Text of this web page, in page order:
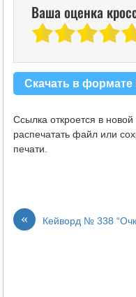
Ваша оценка
Скачать в формате
Ссылка откроется в
распечатать файл или
печати.
« Кейворд № 338